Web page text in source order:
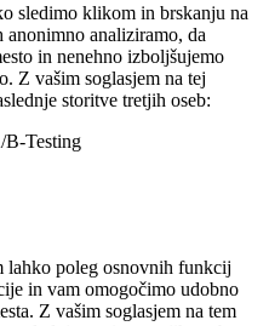
sledimo klikom in brskanju na
anonimno analiziramo, da
in nenehno izboljšujemo
Z vašim soglasjem na tej
storitve tretjih oseb:
B-Testing
lahko poleg osnovnih funkcij
in vam omogočimo udobno
Z vašim soglasjem na tem